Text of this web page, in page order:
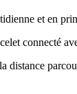
et en
connecté
distance